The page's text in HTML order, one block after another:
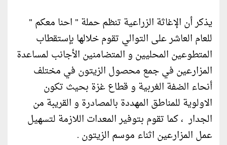
يذكر أن الإغاثة الزراعية تنظم حملة " احنا معكم "
للعام العاشر على التوالي تقوم خلالها بإستقطاب
المتطوعين المحليين و المتضامنين الأجانب لمساعدة
المزارعين في جمع محصول الزيتون في مختلف
أنحاء الضفة الغربية و قطاع غزة بحيث تكون
الاولوية للمناطق المهددة بالمصادرة و القريبة من
الجدار ، كما تقوم بتوفير المعدات اللازمة لتسهيل
عمل المزارعين اثناء موسم الزيتون .